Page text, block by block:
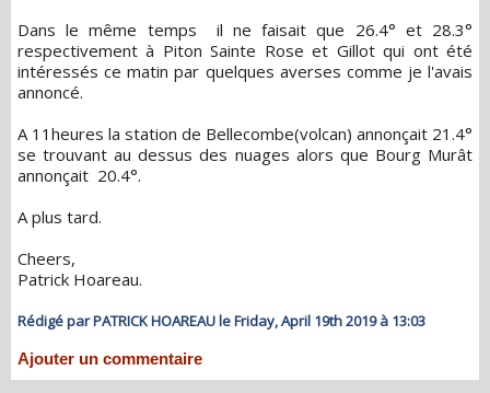
Dans le même temps il ne faisait que 26.4° et 28.3°
respectivement à Piton Sainte Rose et Gillot qui ont été
intéressés ce matin par quelques averses comme je l'avais
annoncé.
A 11heures la station de Bellecombe(volcan) annonçait 21.4°
se trouvant au dessus des nuages alors que Bourg Murât
annonçait 20.4°.
A plus tard.
Cheers,
Patrick Hoareau.
Rédigé par PATRICK HOAREAU le Friday, April 19th 2019 à 13:03
Ajouter un commentaire